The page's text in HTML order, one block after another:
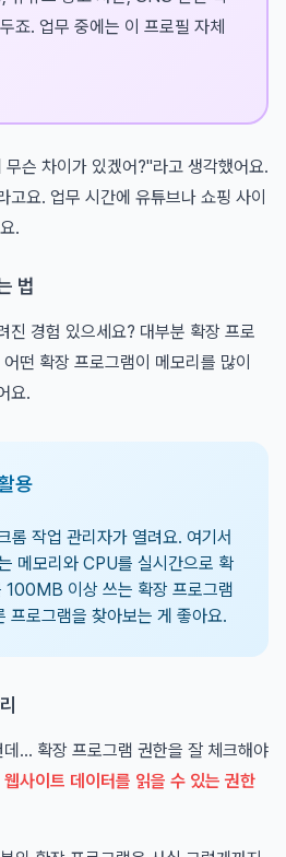
죠. 업무 중에는 이 프로필 자체
슨 차이가 있겠어?"라고 생각했어요.
고요. 업무 시간에 유튜브나 쇼핑 사이
.
법
진 경험 있으세요? 대부분 확장 프로
떤 확장 프로그램이 메모리를 많이
요.
용
롬 작업 관리자가 열려요. 여기서
메모리와 CPU를 실시간으로 확
100MB 이상 쓰는 확장 프로그램
프로그램을 찾아보는 게 좋아요.
... 확장 프로그램 권한을 잘 체크해야
웹사이트 데이터를 읽을 수 있는 권한